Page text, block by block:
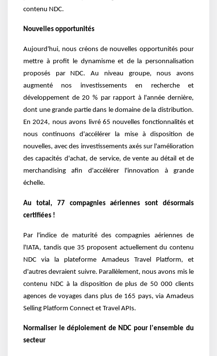
contenu NDC.
Nouvelles opportunités
Aujourd'hui, nous créons de nouvelles opportunités pour
mettre à profit le dynamisme et de la personnalisation
proposés par NDC. Au niveau groupe, nous avons
augmenté nos investissements en recherche et
développement de 20 % par rapport à l'année dernière,
dont une grande partie dans le domaine de la distribution.
En 2024, nous avons livré 65 nouvelles fonctionnalités et
nous continuons d'accélérer la mise à disposition de
nouvelles, avec des investissements axés sur l'amélioration
des capacités d'achat, de service, de vente au détail et de
merchandising afin d'accélérer l'innovation à grande
échelle.
Au total, 77 compagnies aériennes sont désormais
certifiées !
Par l'indice de maturité des compagnies aériennes de
l'IATA, tandis que 35 proposent actuellement du contenu
NDC via la plateforme Amadeus Travel Platform, et
d'autres devraient suivre. Parallèlement, nous avons mis le
contenu NDC à la disposition de plus de 50 000 clients
agences de voyages dans plus de 165 pays, via Amadeus
Selling Platform Connect et Travel APIs.
Normaliser le déploiement de NDC pour l'ensemble du
secteur